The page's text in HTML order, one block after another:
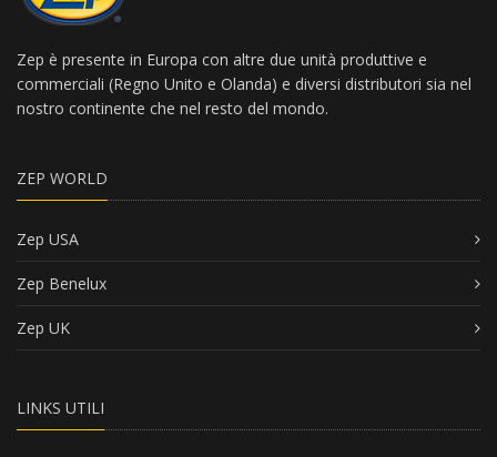
Zep è presente in Europa con altre due unità produttive e
commerciali (Regno Unito e Olanda) e diversi distributori sia nel
nostro continente che nel resto del mondo.
ZEP WORLD
Zep USA
Zep Benelux
Zep UK
LINKS UTILI